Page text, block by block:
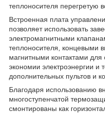
теплоносителя перегретую
Встроенная плата
позволяет использовать
электромагнитными
теплоносителя, концевыми
магнитными контактами
экономии электроэнергии и
дополнительных пультов и
Благодаря использованию
многоступенчатой
смонтированы как